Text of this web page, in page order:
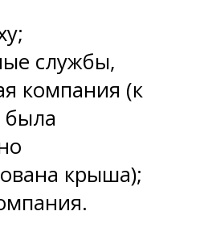
службы,
компания (к
была
крыша);